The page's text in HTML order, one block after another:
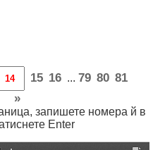
15 16 ... 79 80 81
»
запишете номера й в
Enter